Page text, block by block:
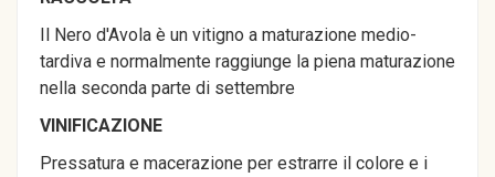
Il Nero d'Avola è un vitigno a maturazione medio-
tardiva e normalmente raggiunge la piena maturazione
nella seconda parte di settembre
VINIFICAZIONE
Pressatura e macerazione per estrarre il colore e i